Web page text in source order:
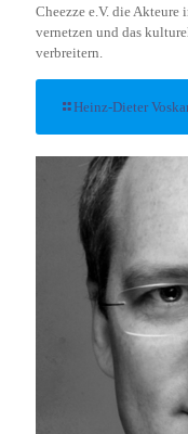
Cheezze e.V. die Akteure
vernetzen und das
verbreitern.
Heinz-Dieter